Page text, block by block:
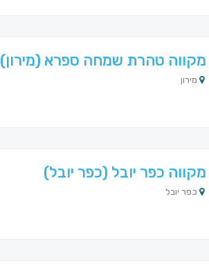
מקווה טהרת שמחה ספרא (מירון)
מירון
מקווה כפר יובל (כפר יובל)
כפר יובל